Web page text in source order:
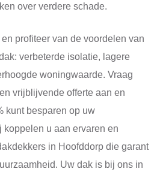
over verdere schade.
profiteer van de voordelen van
verbeterde isolatie, lagere
woningwaarde. Vraag
vrijblijvende offerte aan en
kunt besparen op uw
u aan ervaren en
in Hoofddorp die garant
Uw dak is bij ons in